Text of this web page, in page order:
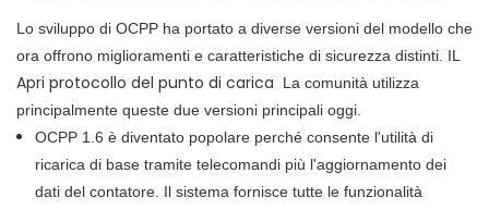
Lo sviluppo di OCPP ha portato a diverse versioni del modello che
ora offrono miglioramenti e caratteristiche di sicurezza distinti. IL
Apri protocollo del punto di carica
La comunità utilizza
principalmente queste due versioni principali oggi.
OCPP 1.6 è diventato popolare perché consente l'utilità di
ricarica di base tramite telecomandi più l'aggiornamento dei
dati del contatore. Il sistema fornisce tutte le funzionalità